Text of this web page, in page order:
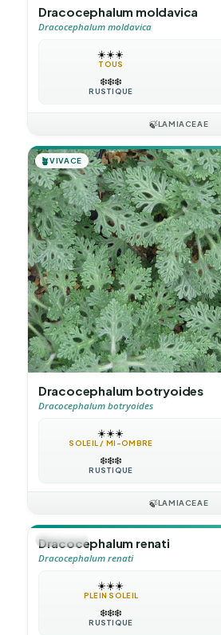
Dracocephalum moldavica
Dracocephalum moldavica
☀️☀️☀️
TOUS
❄️❄️❄️
RUSTIQUE
🍃LAMIACEAE
🪴VIVACE
Dracocephalum botryoides
Dracocephalum botryoides
☀️☀️☀️
SOLEIL / MI-OMBRE
❄️❄️❄️
RUSTIQUE
🍃LAMIACEAE
🪴VIVACE
Dracocephalum renati
Dracocephalum renati
☀️☀️☀️
PLEIN SOLEIL
❄️❄️❄️
RUSTIQUE